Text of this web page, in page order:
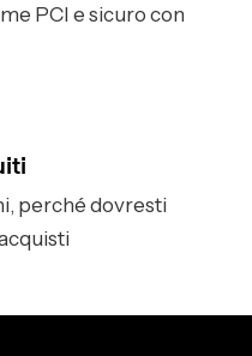
PCI e sicuro con
perché dovresti